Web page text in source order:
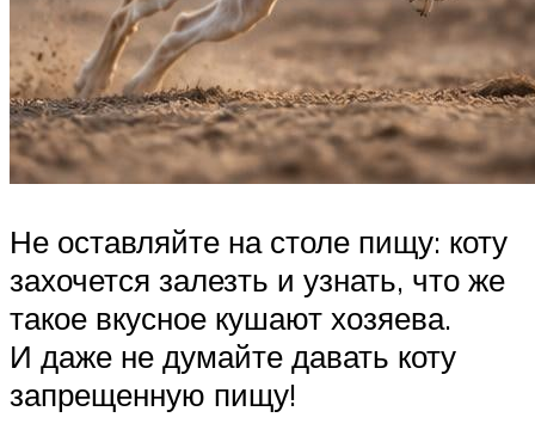
Не оставляйте на столе пищу: коту
захочется залезть и узнать, что же
такое вкусное кушают хозяева.
И даже не думайте давать коту
запрещенную пищу!